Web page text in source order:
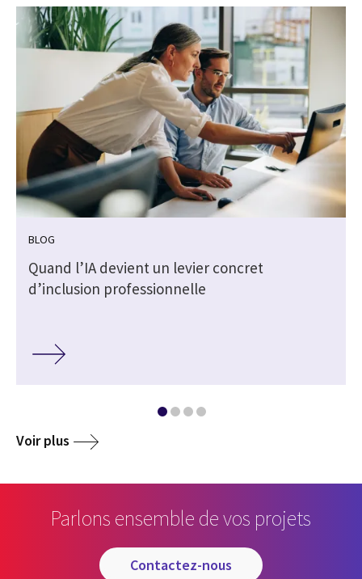
BLOG
Quand l’IA devient un levier concret
d’inclusion professionnelle
Voir plus
Parlons ensemble de vos projets
contactez-nous